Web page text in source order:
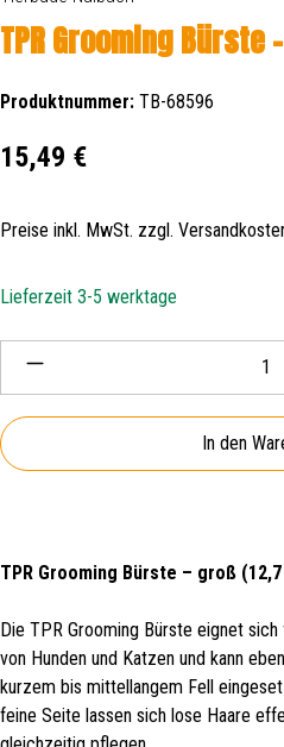
TPR Grooming Bürste
Produktnummer: TB-68596
Regulärer Preis:
15,49 €
Preise inkl. MwSt. zzgl.
Lieferzeit 3-5 werktage
Produkt Anzahl: Gib den
In den
TPR Grooming Bürste – groß
Die TPR Grooming Bürste eignet
von Hunden und Katzen und kann
kurzem bis mittellangem Fell
feine Seite lassen sich lose Haare